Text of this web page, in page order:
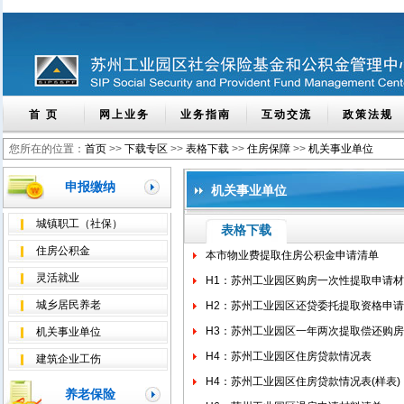
首 页 网上业务 业务指南 互动交流 政策法规
您所在的位置： 首页 >> 下载专区 >> 表格下载 >> 住房保障 >> 机关事业单位
申报缴纳
城镇职工（社保）
住房公积金
灵活就业
城乡居民养老
机关事业单位
建筑企业工伤
养老保险
机关事业单位
表格下载
本市物业费提取住房公积金申请清单
H1：苏州工业园区购房一次性提取申请
H2：苏州工业园区还贷委托提取资格申
H3：苏州工业园区一年两次提取偿还购
H4：苏州工业园区住房贷款情况表
H4：苏州工业园区住房贷款情况表(样表)